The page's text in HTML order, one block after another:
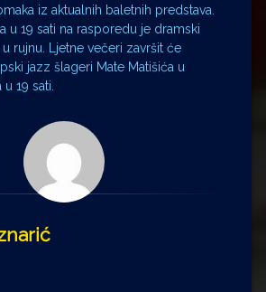
iz aktualnih baletnih predstava.
u 19 sati na rasporedu je dramski
rujnu. Ljetne večeri završit će
jazz šlageri Mate Matišića u
u 19 sati.